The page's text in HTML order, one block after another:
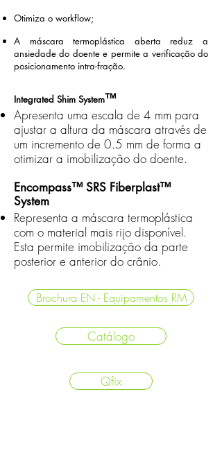
Otimiza o workflow;
A máscara termoplástica aberta reduz a
ansiedade do doente e permite a verificação do
posicionamento intra-fração.
Integrated Shim System™
Apresenta uma escala de 4 mm para
ajustar a altura da máscara através de
um incremento de 0.5 mm de forma a
otimizar a imobilização do doente.
Encompass™ SRS Fiberplast™
System
Representa a máscara termoplástica
com o material mais rijo disponível.
Esta permite imobilização da parte
posterior e anterior do crânio.
Brochura EN - Equipamentos RM
Catálogo
Qfix